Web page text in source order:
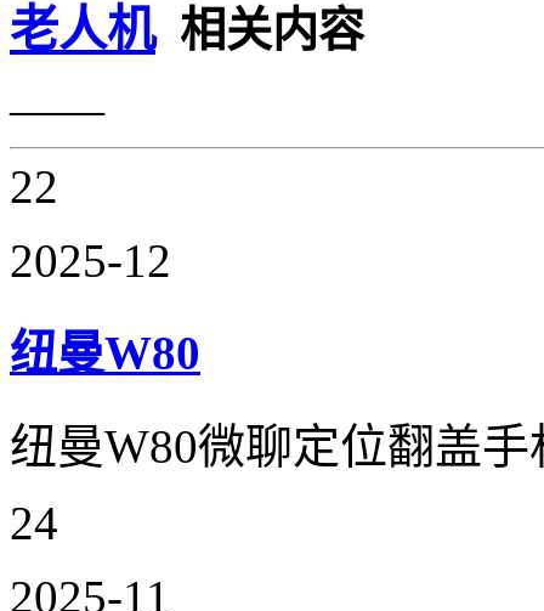
老人机 相关内容
——
22
2025-12
纽曼W80
纽曼W80微聊定位翻盖
24
2025-11